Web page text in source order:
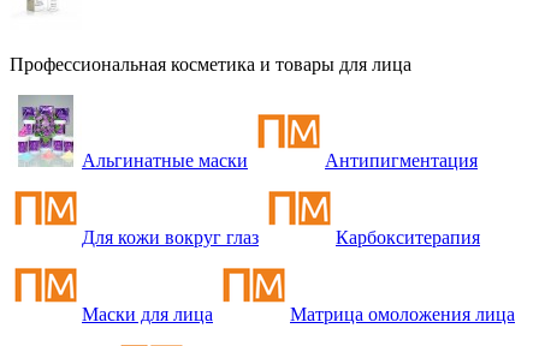
Профессиональная косметика и товары для лица
Альгинатные маски Антипигментация
Для кожи вокруг глаз Карбокситерапия
Маски для лица Матрица омоложения лица